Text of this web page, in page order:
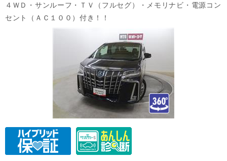
４ＷＤ・サンルーフ・ＴＶ（フルセグ）・メモリナビ・電源コン
セント（ＡＣ１００）付き！！